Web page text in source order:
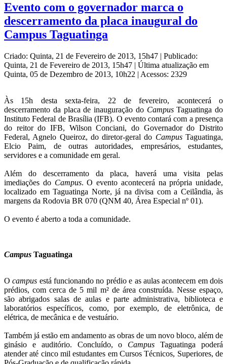
Evento com o governador marca o
descerramento da placa inaugural do
Campus Taguatinga
Criado: Quinta, 21 de Fevereiro de 2013, 15h47 | Publicado:
Quinta, 21 de Fevereiro de 2013, 15h47 | Última atualização em
Quinta, 05 de Dezembro de 2013, 10h22 | Acessos: 2329
Às 15h desta sexta-feira, 22 de fevereiro, acontecerá o
descerramento da placa de inauguração do CampusTaguatinga do
Instituto Federal de Brasília (IFB). O evento contará com a presença
do reitor do IFB, Wilson Conciani, do Governador do Distrito
Federal, Agnelo Queiroz, do diretor-geral do CampusTaguatinga,
Elcio Paim, de outras autoridades, empresários, estudantes,
servidores e a comunidade em geral.
Além do descerramento da placa, haverá uma visita pelas
imediações do Campus. O evento acontecerá na própria unidade,
localizado em Taguatinga Norte, já na divisa com a Ceilândia, às
margens da Rodovia BR 070 (QNM 40, Área Especial nº 01).
O evento é aberto a toda a comunidade.
Campus Taguatinga
Ocampus está funcionando no prédio e as aulas acontecem em dois
prédios, com cerca de 5 mil m² de área construída. Nesse espaço,
são abrigados salas de aulas e parte administrativa, biblioteca e
laboratórios específicos, como, por exemplo, de eletrônica, de
elétrica, de mecânica e de vestuário.
Também já estão em andamento as obras de um novo bloco, além de
ginásio e auditório. Concluído, o Campus Taguatinga poderá
atender até cinco mil estudantes em Cursos Técnicos, Superiores, de